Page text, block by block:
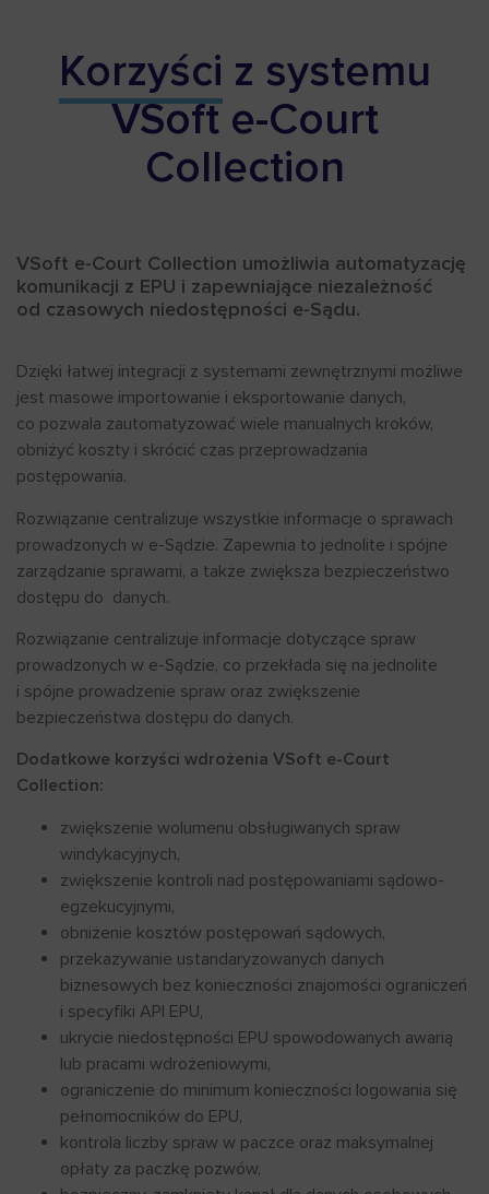
Korzyści z systemu
VSoft e-Court
Collection
VSoft e-Court Collection umożliwia automatyzację
komunikacji z EPU i zapewniające niezależność
od czasowych niedostępności e-Sądu.
Dzięki łatwej integracji z systemami zewnętrznymi możliwe
jest masowe importowanie i eksportowanie danych,
co pozwala zautomatyzować wiele manualnych kroków,
obniżyć koszty i skrócić czas przeprowadzania
postępowania.
Rozwiązanie centralizuje wszystkie informacje o sprawach
prowadzonych w e-Sądzie. Zapewnia to jednolite i spójne
zarządzanie sprawami, a także zwiększa bezpieczeństwo
dostępu do danych.
Rozwiązanie centralizuje informacje dotyczące spraw
prowadzonych w e-Sądzie, co przekłada się na jednolite
i spójne prowadzenie spraw oraz zwiększenie
bezpieczeństwa dostępu do danych.
Dodatkowe korzyści wdrożenia VSoft e-Court
Collection:
zwiększenie wolumenu obsługiwanych spraw
windykacyjnych,
zwiększenie kontroli nad postępowaniami sądowo-
egzekucyjnymi,
obniżenie kosztów postępowań sądowych,
przekazywanie ustandaryzowanych danych
biznesowych bez konieczności znajomości ograniczeń
i specyfiki API EPU,
ukrycie niedostępności EPU spowodowanych awarią
lub pracami wdrożeniowymi,
ograniczenie do minimum konieczności logowania się
pełnomocników do EPU,
kontrola liczby spraw w paczce oraz maksymalnej
opłaty za paczkę pozwów,